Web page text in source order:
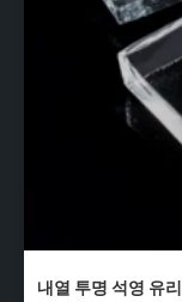
내열 투명 석영 유